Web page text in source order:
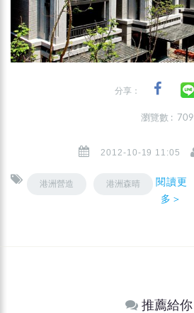
分享：
瀏覽數 : 709
2012-10-19 11:05
港洲營造 港洲森晴
閱讀更
多＞
推薦給你